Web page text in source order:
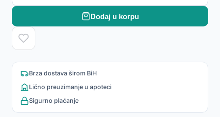
Dodaj u korpu
Brza dostava širom BiH
Lično preuzimanje u apoteci
Sigurno plaćanje